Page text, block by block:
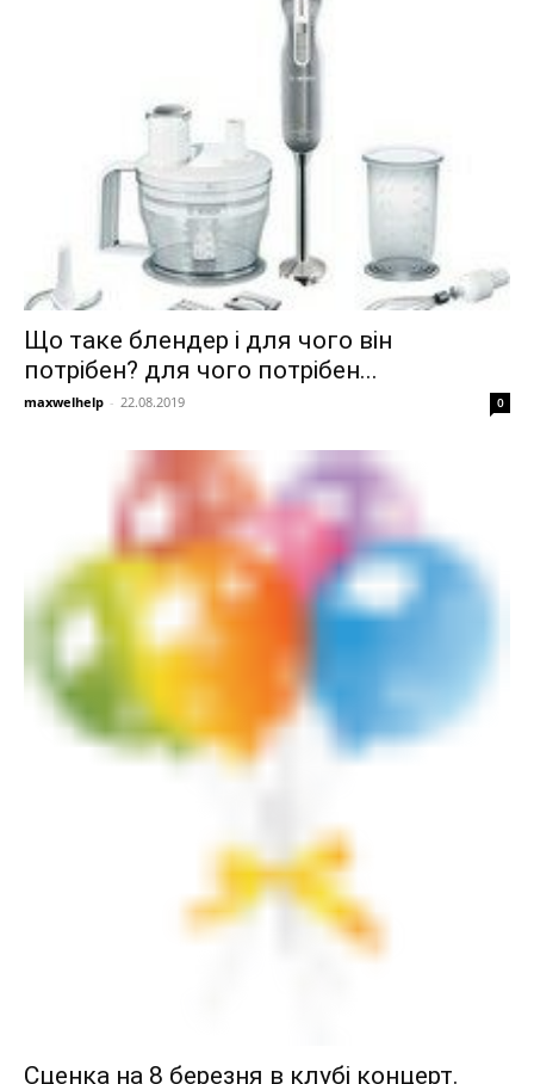
Що таке блендер і для чого він
потрібен? для чого потрібен...
maxwelhelp - 22.08.2019 0
Сценка на 8 березня в клубі концерт.